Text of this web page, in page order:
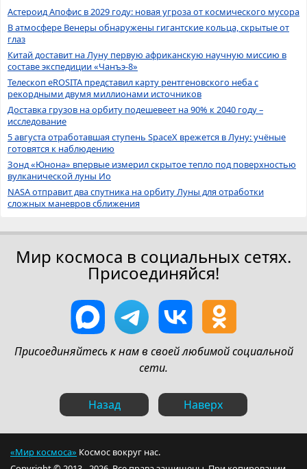
Астероид Апофис в 2029 году: новая угроза от космического мусора
В атмосфере Венеры обнаружены гигантские кольца, скрытые от
глаз
Китай доставит на Луну первую африканскую научную миссию в
составе экспедиции «Чанъэ-8»
Телескоп eROSITA представил карту рентгеновского неба с
рекордными двумя миллионами источников
Доставка грузов на орбиту подешевеет на 90% к 2040 году –
исследование
5 августа отработавшая ступень SpaceX врежется в Луну: учёные
готовятся к наблюдению
Зонд «Юнона» впервые измерил скрытое тепло под поверхностью
вулканической луны Ио
NASA отправит два спутника на орбиту Луны для отработки
сложных маневров сближения
Мир космоса в социальных сетях.
Присоединяйся!
Присоединяйтесь к нам в своей любимой социальной
сети.
Назад Наверх
«Мир космоса» Космос вокруг нас.